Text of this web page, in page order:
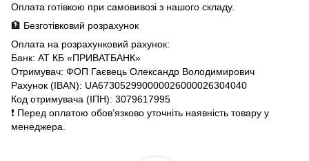
Оплата готівкою при самовивозі з нашого складу.
🏦 Безготівковий розрахунок
Оплата на розрахунковий рахунок:
Банк: АТ КБ «ПРИВАТБАНК»
Отримувач: ФОП Гаєвець Олександр Володимирович
Рахунок (IBAN): UA673052990000026000026304040
Код отримувача (ІПН): 3079617995
❗️ Перед оплатою обов’язково уточніть наявність товару у
менеджера.